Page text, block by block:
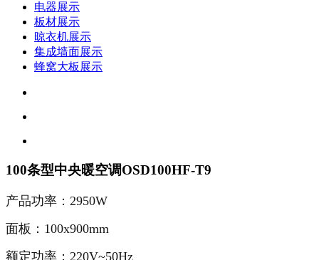
电器展示
板材展示
晾衣机展示
集成墙面展示
蜂窝大板展示
100条型中央暖空调OSD100HF-T9
产品功率：2950W
面板：100x900mm
额定功率：220V~50Hz